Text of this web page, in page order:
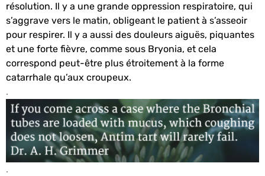
résolution. Il y a une grande oppression respiratoire, qui
s’aggrave vers le matin, obligeant le patient à s’asseoir
pour respirer. Il y a aussi des douleurs aiguës, piquantes
et une forte fièvre, comme sous Bryonia, et cela
correspond peut-être plus étroitement à la forme
catarrhale qu’aux croupeux.
.
.